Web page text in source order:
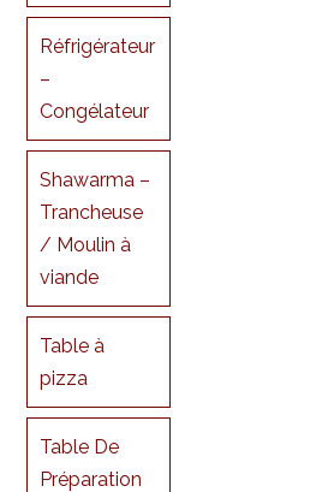
Réfrigérateur
–
Congélateur
Shawarma –
Trancheuse
/ Moulin à
viande
Table à
pizza
Table De
Préparation